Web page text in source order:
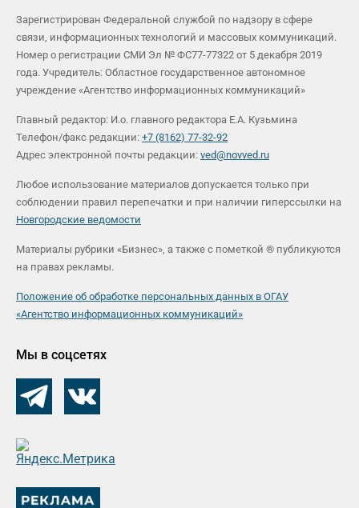
Зарегистрирован Федеральной службой по надзору в сфере
связи, информационных технологий и массовых коммуникаций.
Номер о регистрации СМИ Эл № ФС77-77322 от 5 декабря 2019
года. Учредитель: Областное государственное автономное
учреждение «Агентство информационных коммуникаций»
Главный редактор: И.о. главного редактора Е.А. Кузьмина
Телефон/факс редакции: +7 (8162) 77-32-92
Адрес электронной почты редакции: ved@novved.ru
Любое использование материалов допускается только при
соблюдении правил перепечатки и при наличии гиперссылки на
Новгородские ведомости
Материалы рубрики «Бизнес», а также с пометкой ® публикуются
на правах рекламы.
Положение об обработке персональных данных в ОГАУ
«Агентство информационных коммуникаций»
Мы в соцсетях